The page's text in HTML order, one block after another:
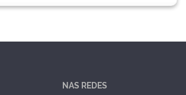
NAS REDES